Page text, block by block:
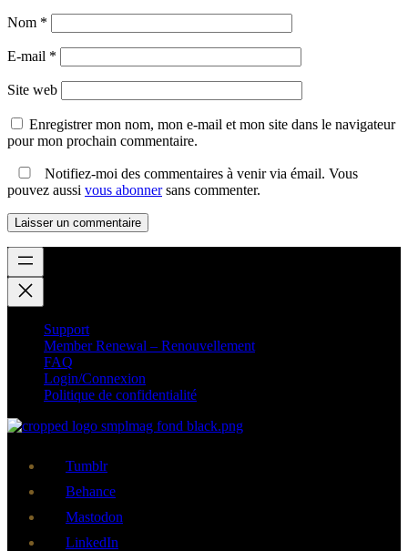
Nom *
E-mail *
Site web
Enregistrer mon nom, mon e-mail et mon site dans le navigateur
pour mon prochain commentaire.
Notifiez-moi des commentaires à venir via émail. Vous
pouvez aussi vous abonnersans commenter.
Support
Member Renewal – Renouvellement
FAQ
Login/Connexion
Politique de confidentialité
Tumblr
Behance
Mastodon
LinkedIn